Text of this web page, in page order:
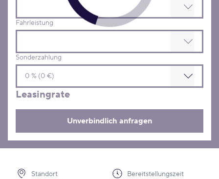
Fahrleistung
Sonderzahlung
Leasingrate
Unverbindlich anfragen
Standort Bereitstellungszeit